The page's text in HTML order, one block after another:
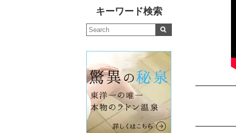
キーワード検索